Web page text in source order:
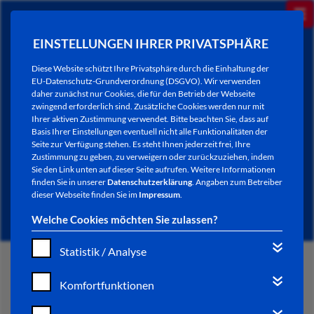
EINSTELLUNGEN IHRER PRIVATSPHÄRE
Diese Website schützt Ihre Privatsphäre durch die Einhaltung der
EU-Datenschutz-Grundverordnung (DSGVO). Wir verwenden
daher zunächst nur Cookies, die für den Betrieb der Webseite
zwingend erforderlich sind. Zusätzliche Cookies werden nur mit
Ihrer aktiven Zustimmung verwendet. Bitte beachten Sie, dass auf
Basis Ihrer Einstellungen eventuell nicht alle Funktionalitäten der
Seite zur Verfügung stehen. Es steht Ihnen jederzeit frei, Ihre
Zustimmung zu geben, zu verweigern oder zurückzuziehen, indem
Sie den Link unten auf dieser Seite aufrufen. Weitere Informationen
finden Sie in unsererDatenschutzerklärung. Angaben zum Betreiber
dieser Webseite finden Sie im Impressum.
Welche Cookies möchten Sie zulassen?
Statistik / Analyse
Komfortfunktionen
AKTUELLES
START